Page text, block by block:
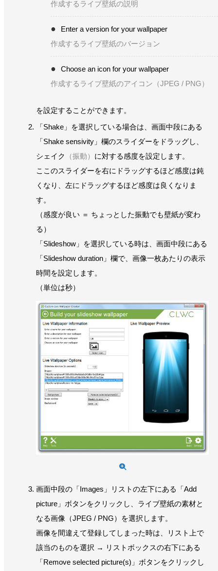
作成するライブ壁紙の説明
Enter a version for your wallpaper
作成するライブ壁紙のバージョン
Choose an icon for your wallpaper
作成するライブ壁紙のアイコン（JPEG / PNG）
を設定することができます。
「Shake」を選択している場合は、画面中段にある
「Shake sensivity」欄のスライダーをドラッグし、
シェイク
（振動） に対する感度を設定します。
ここのスライダーを右にドラッグするほど感度は鈍
くなり、左にドラッグするほど感度は良くなりま
す。
（感度が良い ＝ ちょっとした振動でも壁紙が変わ
る）
「Slideshow」を選択している時は、画面中段にある
「Slideshow duration」欄で、画像一枚あたりの表示
時間を設定します。
（単位は秒）
画面中段の「Images」リストの左下にある「Add
picture」ボタンをクリックし、ライブ壁紙の素材と
なる画像（JPEG / PNG）を選択します。
画像を間違えて登録してしまった時は、リスト上で
該当のものを選択 → リストボックスの右下にある
「Remove selected picture(s)」ボタンをクリックし